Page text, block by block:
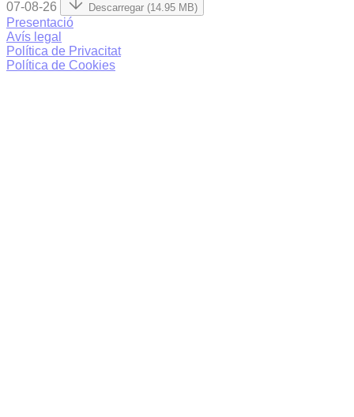
07-08-26 Descarregar (14.95 MB)
Presentació
Avís legal
Política de Privacitat
Política de Cookies